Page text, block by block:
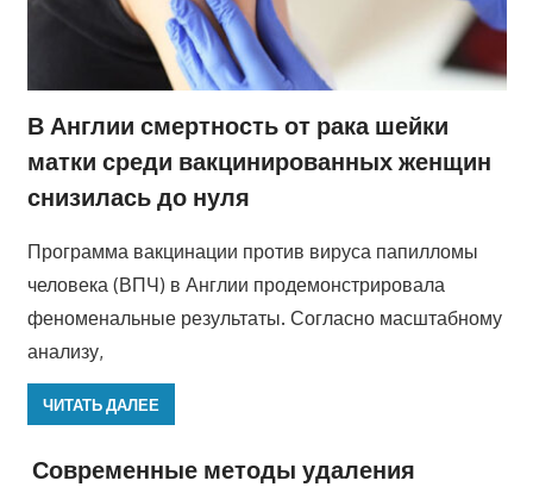
В Англии смертность от рака шейки
матки среди вакцинированных женщин
снизилась до нуля
Программа вакцинации против вируса папилломы
человека (ВПЧ) в Англии продемонстрировала
феноменальные результаты. Согласно масштабному
анализу,
ЧИТАТЬ ДАЛЕЕ
Современные методы удаления